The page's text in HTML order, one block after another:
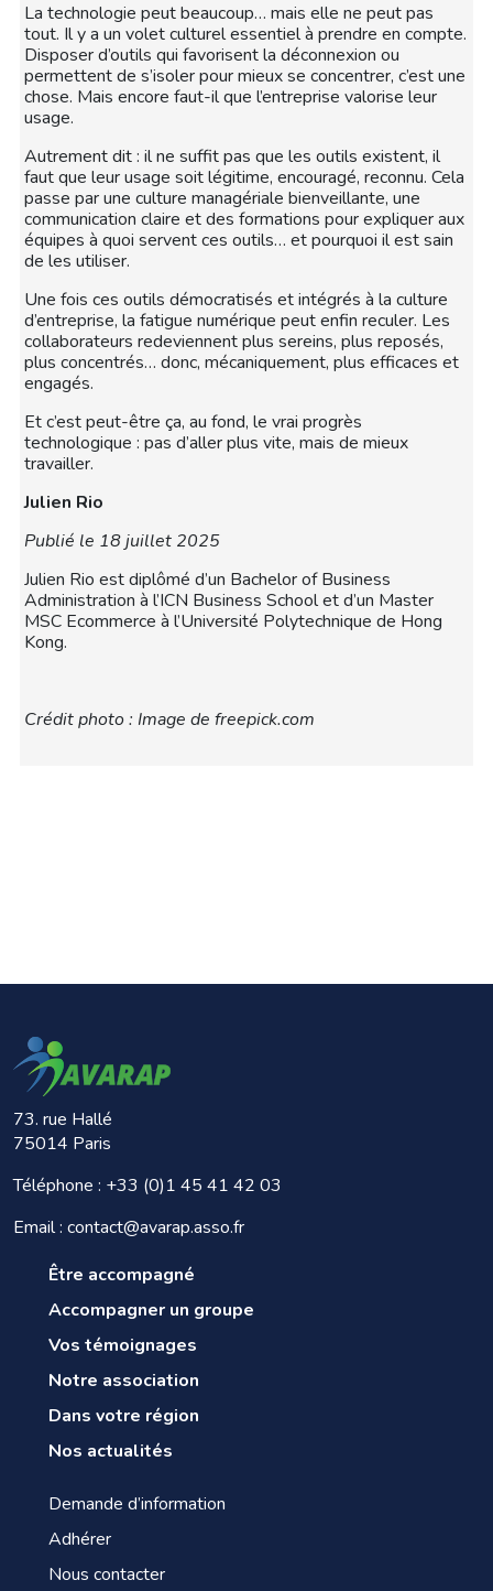
La technologie peut beaucoup… mais elle ne peut pas
tout. Il y a un volet culturel essentiel à prendre en compte.
Disposer d’outils qui favorisent la déconnexion ou
permettent de s’isoler pour mieux se concentrer, c’est une
chose. Mais encore faut-il que l’entreprise valorise leur
usage.
Autrement dit : il ne suffit pas que les outils existent, il
faut que leur usage soit légitime, encouragé, reconnu. Cela
passe par une culture managériale bienveillante, une
communication claire et des formations pour expliquer aux
équipes à quoi servent ces outils… et pourquoi il est sain
de les utiliser.
Une fois ces outils démocratisés et intégrés à la culture
d’entreprise, la fatigue numérique peut enfin reculer. Les
collaborateurs redeviennent plus sereins, plus reposés,
plus concentrés… donc, mécaniquement, plus efficaces et
engagés.
Et c’est peut-être ça, au fond, le vrai progrès
technologique : pas d’aller plus vite, mais de mieux
travailler.
Julien Rio
Publié le 18 juillet 2025
Julien Rio est diplômé d’un Bachelor of Business
Administration à l’ICN Business School et d’un Master
MSC Ecommerce à l’Université Polytechnique de Hong
Kong.
Crédit photo : Image de freepick.com
73. rue Hallé
75014 Paris
Téléphone : +33 (0)1 45 41 42 03
Email : contact@avarap.asso.fr
Être accompagné
Accompagner un groupe
Vos témoignages
Notre association
Dans votre région
Nos actualités
Demande d’information
Adhérer
Nous contacter